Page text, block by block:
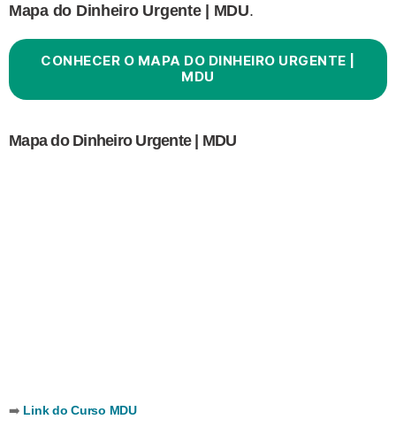
Mapa do Dinheiro Urgente | MDU.
CONHECER O MAPA DO DINHEIRO URGENTE |
MDU
Mapa do Dinheiro Urgente | MDU
➡️ Link do Curso MDU